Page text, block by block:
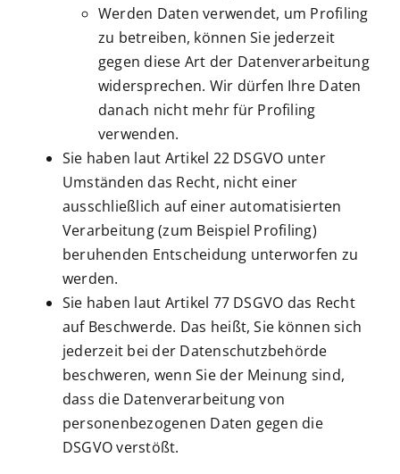
Werden Daten verwendet, um Profiling
zu betreiben, können Sie jederzeit
gegen diese Art der Datenverarbeitung
widersprechen. Wir dürfen Ihre Daten
danach nicht mehr für Profiling
verwenden.
Sie haben laut Artikel 22 DSGVO unter
Umständen das Recht, nicht einer
ausschließlich auf einer automatisierten
Verarbeitung (zum Beispiel Profiling)
beruhenden Entscheidung unterworfen zu
werden.
Sie haben laut Artikel 77 DSGVO das Recht
auf Beschwerde. Das heißt, Sie können sich
jederzeit bei der Datenschutzbehörde
beschweren, wenn Sie der Meinung sind,
dass die Datenverarbeitung von
personenbezogenen Daten gegen die
DSGVO verstößt.